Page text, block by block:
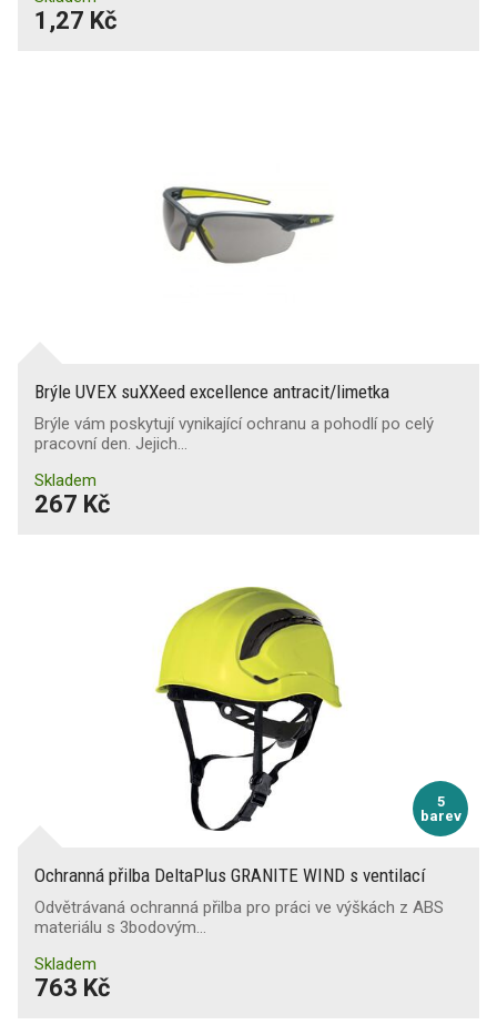
1,27 Kč
Brýle UVEX suXXeed excellence antracit/limetka
Brýle vám poskytují vynikající ochranu a pohodlí po celý
pracovní den. Jejich…
Skladem
267 Kč
5
barev
Ochranná přilba DeltaPlus GRANITE WIND s ventilací
Odvětrávaná ochranná přilba pro práci ve výškách z ABS
materiálu s 3bodovým…
Skladem
763 Kč